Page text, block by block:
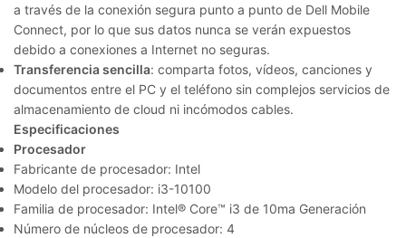
a través de la conexión segura punto a punto de Dell Mobile
Connect, por lo que sus datos nunca se verán expuestos
debido a conexiones a Internet no seguras.
Transferencia sencilla: comparta fotos, vídeos, canciones y
documentos entre el PC y el teléfono sin complejos servicios de
almacenamiento de cloud ni incómodos cables.
Especificaciones
Procesador
Fabricante de procesador: Intel
Modelo del procesador: i3-10100
Familia de procesador: Intel® Core™ i3 de 10ma Generación
Número de núcleos de procesador: 4